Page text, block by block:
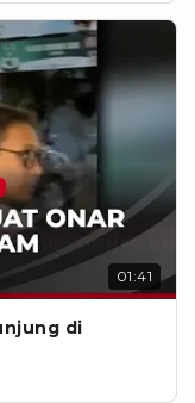
01:41
di